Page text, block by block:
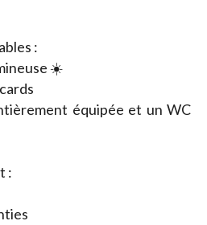
:
☀️
équipée et un WC
: